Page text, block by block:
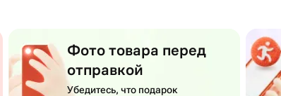
Фото товара перед
отправкой
Убедитесь, что подарок